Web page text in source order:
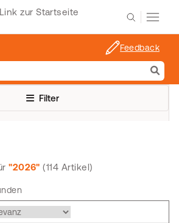
Feedback
Filter
"2026" (114 Artikel)